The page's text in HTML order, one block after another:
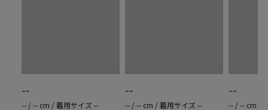
--
-- / -- cm / 着用サイズ --
--
-- / -- cm / 着用サイズ --
--
-- / -- cm /